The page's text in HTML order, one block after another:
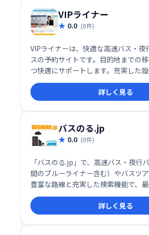
VIPライナー
0.0 (0件)
VIPライナーは、快適な高速バス・夜
スの予約サイトです。目的地までの
つ快適にサポートします。充実した
で、旅の疲れを軽減。ストレスフリ
し、快適な旅をお届けします。
詳しく見る
バスのる.jp
0.0 (0件)
「バスのる.jp」で、高速バス・夜行
間のブルーライナー含む）やバスツ
豊富な路線と充実した検索機能で、
ランを見つけられます。快適な旅を
しましょう。
詳しく見る